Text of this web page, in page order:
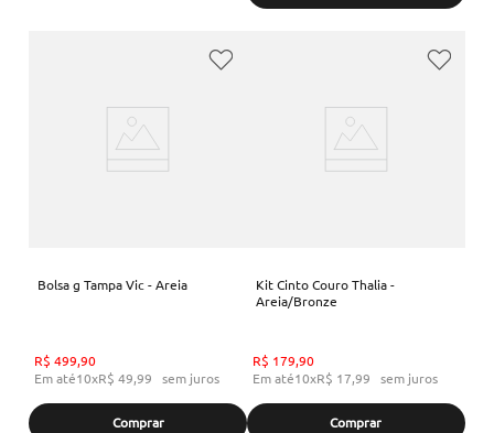
Bolsa g Tampa Vic - Areia
R$ 499,90
Em até10xR$ 49,99 sem juros
Comprar
Kit Cinto Couro Thalia -
Areia/Bronze
R$ 179,90
Em até10xR$ 17,99 sem juros
Comprar